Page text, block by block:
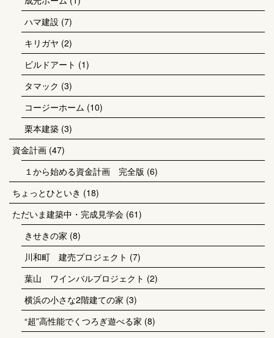
ハマ建設 (7)
キリガヤ (2)
ビルドアート (1)
タマック (3)
コージーホーム (10)
栗本建築 (3)
資金計画 (47)
１から始める資金計画 完全版 (6)
ちょっとひといき (18)
ただいま建築中・完成見学会 (61)
きせきの家 (8)
川和町 建売プロジェクト (7)
葉山 ワインバルプロジェクト (2)
横浜の小さな2階建ての家 (3)
“超”高性能でくつろぎ遊べる家 (8)